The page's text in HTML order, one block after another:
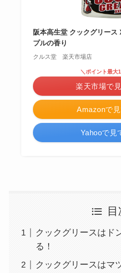
阪本高生堂 クックグリース
プルの香り
クルス堂 楽天市場店
Amazonで
＼ポイント最大
楽天市場で
Yahooで見
目
クックグリースはド
る！
クックグリースはマ